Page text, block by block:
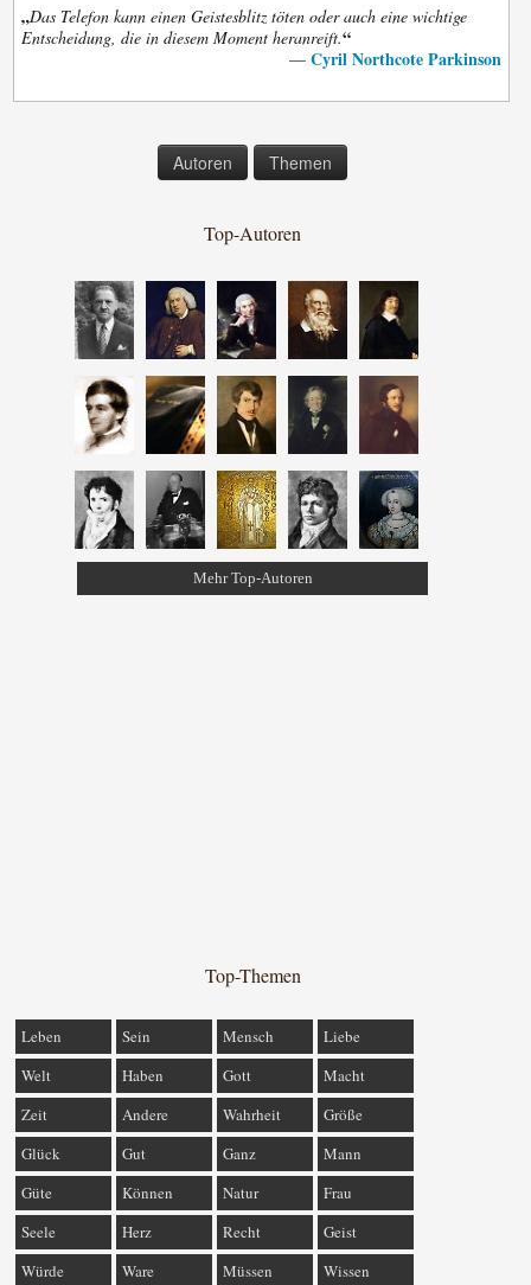
„Das Telefon kann einen Geistesblitz töten oder auch eine wichtige
Entscheidung, die in diesem Moment heranreift.“
— Cyril Northcote Parkinson
Autoren Themen
Top-Autoren
Mehr Top-Autoren
Top-Themen
Leben Sein Mensch
Liebe
Welt
Haben Gott
Macht
Zeit
Andere Wahrheit
Größe
Glück
Gut Ganz
Mann
Güte
Können Natur
Frau
Seele
Herz Recht
Geist
Würde
Ware Müssen Wissen